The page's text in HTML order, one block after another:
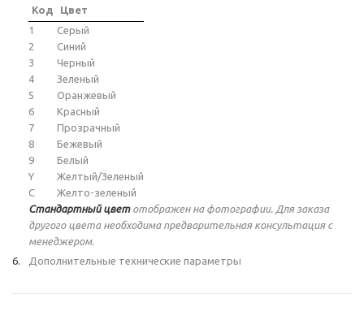
Код
Цвет
1
Серый
2
Синий
3
Черный
4
Зеленый
5
Оранжевый
6
Красный
7
Прозрачный
8
Бежевый
9
Белый
Y
Желтый/Зеленый
C
Желто-зеленый
Стандартный цветотображен на фотографии. Для заказа
другого цвета необходима предварительная консультация с
менеджером.
Дополнительные технические параметры